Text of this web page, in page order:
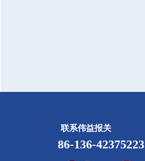
联系伟益报关
86-136-42375223